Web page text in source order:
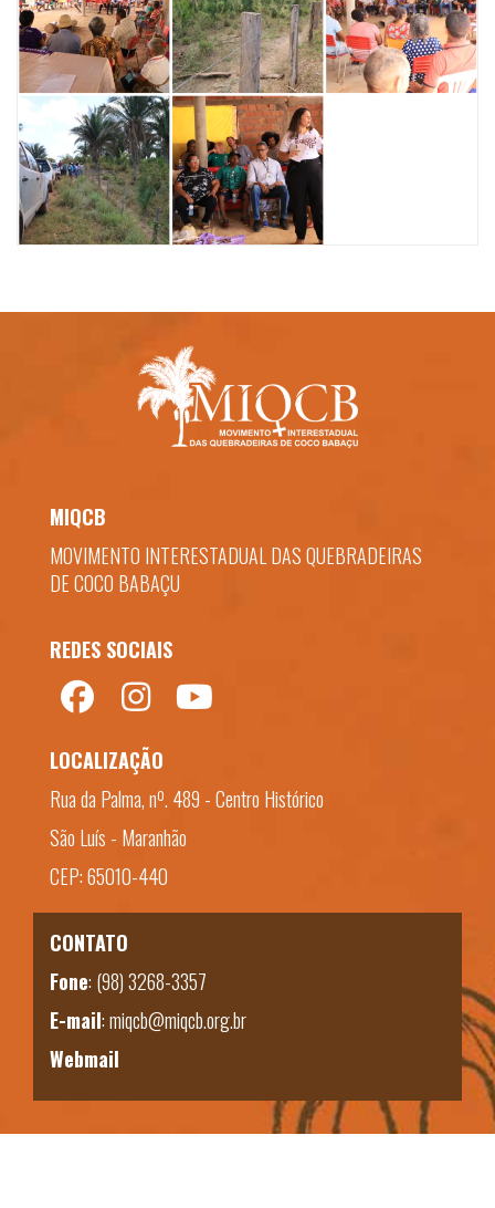
MIQCB
MOVIMENTO INTERESTADUAL DAS QUEBRADEIRAS
DE COCO BABAÇU
REDES SOCIAIS
LOCALIZAÇÃO
Rua da Palma, nº. 489 - Centro Histórico
São Luís - Maranhão
CEP: 65010-440
CONTATO
Fone: (98) 3268-3357
E-mail:miqcb@miqcb.org.br
Webmail